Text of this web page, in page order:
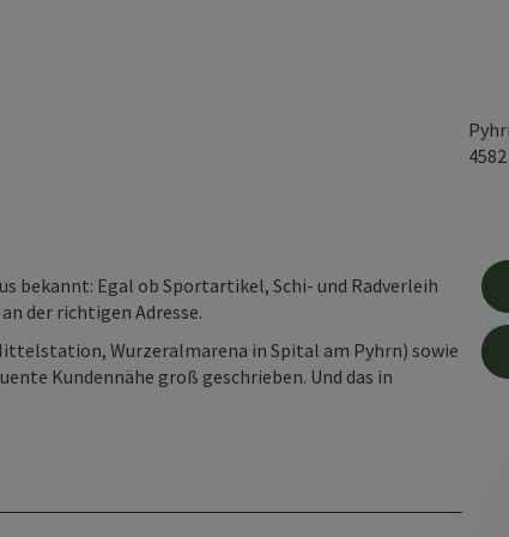
4582
bekannt: Egal ob Sportartikel, Schi- und Radverleih
der richtigen Adresse.
Wurzeralmarena in Spital am Pyhrn) sowie
Kundennähe groß geschrieben. Und das in